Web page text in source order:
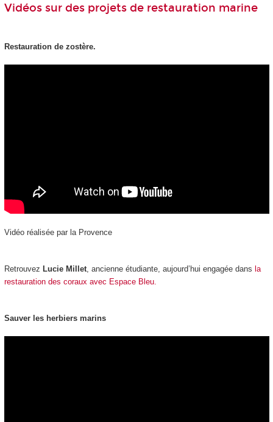
Vidéos sur des projets de restauration marine
Restauration de zostère.
Vidéo réalisée par la Provence
Retrouvez Lucie Millet, ancienne étudiante, aujourd’hui engagée dans la
restauration des coraux avec Espace Bleu.
Sauver les herbiers marins